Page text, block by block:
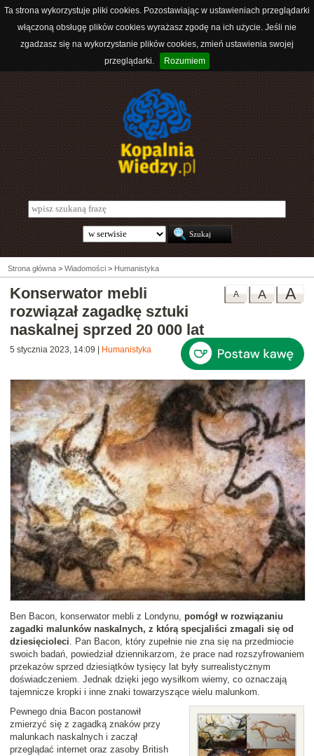
Ta strona wykorzystuje pliki cookies. Pozostawiając w ustawieniach przeglądarki
włączoną obsługę plików cookies wyrażasz zgodę na ich użycie. Jeśli nie
zgadzasz się na wykorzystanie plików cookies, zmień ustawienia swojej
przeglądarki.
Rozumiem
Strona główna > Wiadomości > Humanistyka
A
A
A
Konserwator mebli
rozwiązał zagadkę sztuki
naskalnej sprzed 20 000 lat
5 stycznia 2023, 14:09 Humanistyka
Ben Bacon, konserwator mebli z Londynu, pomógł w rozwiązaniu
zagadki malunków naskalnych, z którą specjaliści zmagali się od
dziesięcioleci. Pan Bacon, który zupełnie nie zna się na przedmiocie
swoich badań, powiedział dziennikarzom, że prace nad rozszyfrowaniem
przekazów sprzed dziesiątków tysięcy lat były surrealistycznym
doświadczeniem. Jednak dzięki jego wysiłkom wiemy, co oznaczają
tajemnicze kropki i inne znaki towarzyszące wielu malunkom.
Pewnego dnia Bacon postanowił
zmierzyć się z zagadką znaków przy
malunkach naskalnych i zaczął
przeglądać internet oraz zasoby British